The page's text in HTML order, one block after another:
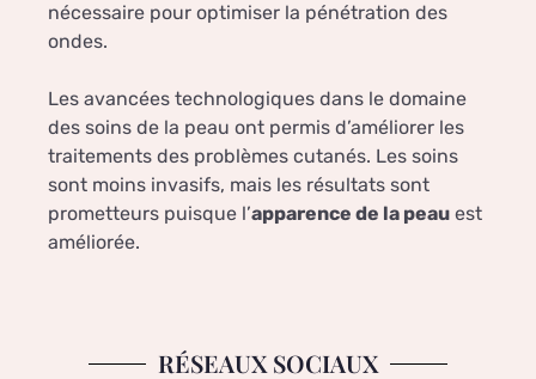
nécessaire pour optimiser la pénétration des
ondes.
Les avancées technologiques dans le domaine
des soins de la peau ont permis d’améliorer les
traitements des problèmes cutanés. Les soins
sont moins invasifs, mais les résultats sont
prometteurs puisque l’apparence de la peau est
améliorée.
RÉSEAUX SOCIAUX